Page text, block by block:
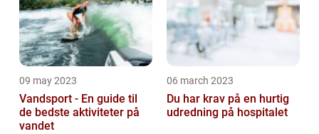
09 may 2023
Vandsport - En guide til
de bedste aktiviteter på
vandet
06 march 2023
Du har krav på en hurtig
udredning på hospitalet